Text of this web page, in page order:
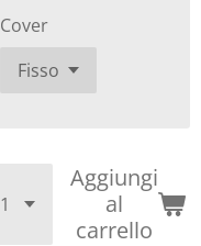
Cover
Aggiungi
al
carrello